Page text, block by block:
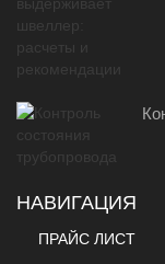
НАВИГАЦИЯ
ПРАЙС ЛИСТ